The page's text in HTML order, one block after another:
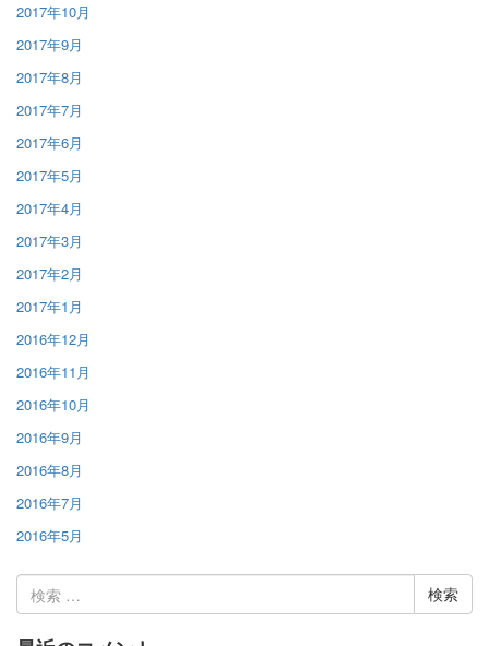
2017年10月
2017年9月
2017年8月
2017年7月
2017年6月
2017年5月
2017年4月
2017年3月
2017年2月
2017年1月
2016年12月
2016年11月
2016年10月
2016年9月
2016年8月
2016年7月
2016年5月
索: